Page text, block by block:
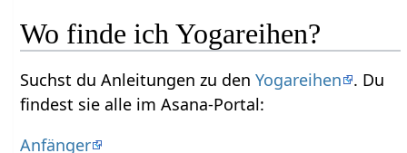
Wo finde ich Yogareihen?
Suchst du Anleitungen zu denYogareihen
. Du
findest sie alle im Asana-Portal:
Anfänger